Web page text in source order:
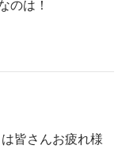
のは！
皆さんお疲れ様